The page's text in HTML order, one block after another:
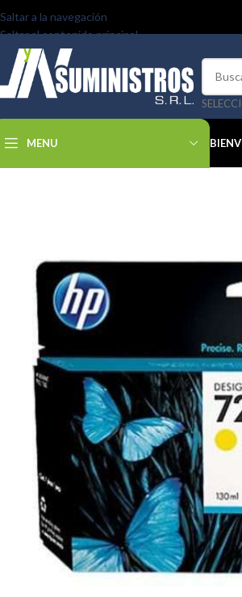
Saltar a la navegación
Saltar al contenido principal
MENU